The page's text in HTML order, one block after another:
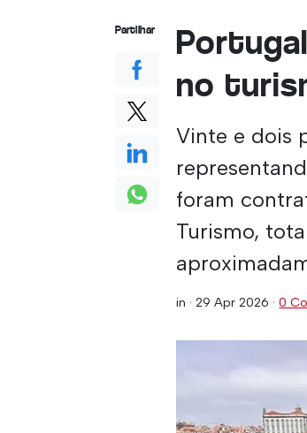
no
Vinte e dois
foram
Turismo,
in ·29 Apr 2026 ·0
Partilhar